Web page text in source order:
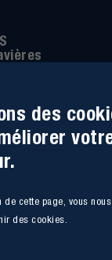
00
- 4.08836
Marchés
des
cette page, vous
des cookies.